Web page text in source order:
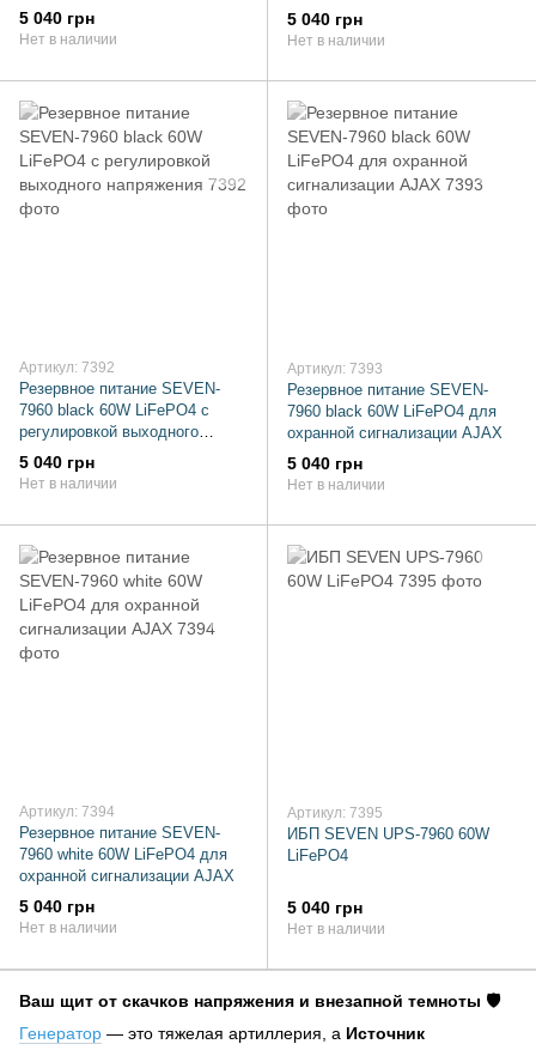
5 040 грн
Нет в наличии
напряжения
5 040 грн
Нет в наличии
Артикул: 7392
Резервное питание SEVEN-
7960 black 60W LiFePO4 с
регулировкой выходного
напряжения
5 040 грн
Нет в наличии
Артикул: 7393
Резервное питание SEVEN-
7960 black 60W LiFePO4 для
охранной сигнализации AJAX
5 040 грн
Нет в наличии
Артикул: 7394
Резервное питание SEVEN-
7960 white 60W LiFePO4 для
охранной сигнализации AJAX
5 040 грн
Нет в наличии
Артикул: 7395
ИБП SEVEN UPS-7960 60W
LiFePO4
5 040 грн
Нет в наличии
Ваш щит от скачков напряжения и внезапной темноты 🛡️
Генератор — это тяжелая артиллерия, а Источник